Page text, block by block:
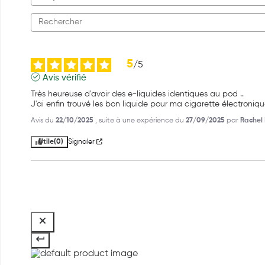
5/5
Avis vérifié
Très heureuse d'avoir des e-liquides identiques au pod ..
J'ai enfin trouvé les bon liquide pour ma cigarette
Avis du 22/10/2025 , suite à une expérience du 27/09/2025 par Rachel
Utile(0) Signaler